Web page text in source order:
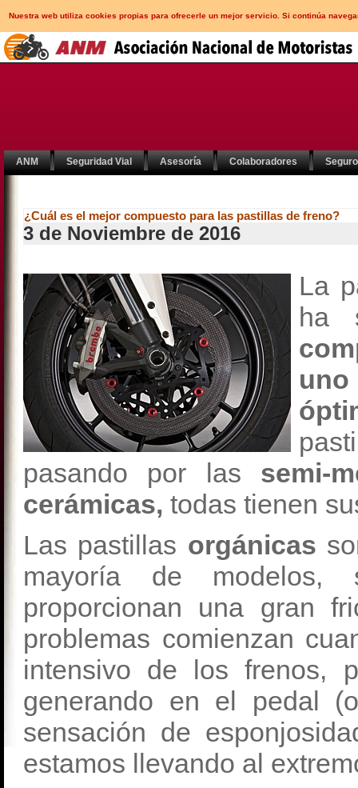
Nuestra web utiliza cookies propias para ofrecerle un mejor servicio. Si continúa
ANM Seguridad Vial Asesoría Colaboradores
¿Cuál es el mejor compuesto para las pastillas de freno?
3 de Noviembre de 2016
La
ha
pasando por las semi-
cerámicas, todas tienen
Las pastillas orgánicas
mayoría de modelos,
proporcionan una gran
problemas comienzan
intensivo de los frenos,
generando en el pedal
sensación de
estamos llevando al